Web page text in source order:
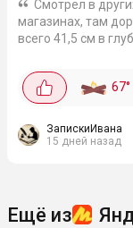
Смотрел в
магазинах, там
всего 41,5 см в
Есть SteamCure
паром) Класс
Шумит терпимо...
67°
ЗапискиИвана
15 дней назад
Ещё из